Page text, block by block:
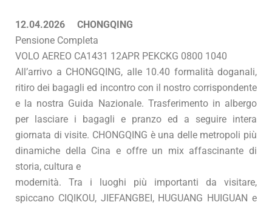
12.04.2026 CHONGQING
Pensione Completa
VOLO AEREO CA1431 12APR PEKCKG 0800 1040
All’arrivo a CHONGQING, alle 10.40 formalità doganali,
ritiro dei bagagli ed incontro con il nostro corrispondente
e la nostra Guida Nazionale. Trasferimento in albergo
per lasciare i bagagli e pranzo ed a seguire intera
giornata di visite. CHONGQING è una delle metropoli più
dinamiche della Cina e offre un mix affascinante di
storia, cultura e
modernità. Tra i luoghi più importanti da visitare,
spiccano CIQIKOU, JIEFANGBEI, HUGUANG HUIGUAN e